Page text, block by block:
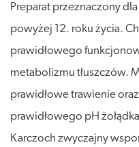
Preparat przeznaczony
powyżej 12. roku życia.
prawidłowego
metabolizmu tłuszczów.
prawidłowe trawienie
prawidłowego pH
Karczoch zwyczajny